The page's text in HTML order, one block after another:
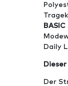
BASIC
Daily
Der